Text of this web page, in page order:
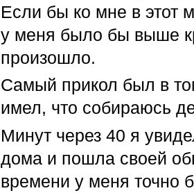
Если бы ко мне в этот
у меня было бы выше
произошло.
Самый прикол был в
имел, что собираюсь
Минут через 40 я
дома и пошла своей
времени у меня точно